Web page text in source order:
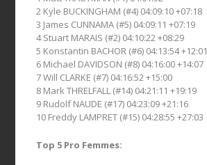
2 Kyle BUCKINGHAM (#4) 04:09:10 +07:18
3 James CUNNAMA (#5) 04:09:11 +07:19
4 Stuart MARAIS (#2) 04:10:22 +08:29
5 Konstantin BACHOR (#6) 04:13:54 +12:01
6 Michael DAVIDSON (#8) 04:16:00 +14:07
7 Will CLARKE (#7) 04:16:52 +15:00
8 Mark THRELFALL (#14) 04:21:11 +19:19
9 Rudolf NAUDE (#17) 04:23:09 +21:16
10 Freddy LAMPRET (#15) 04:28:55 +27:03
Top 5 Pro Femmes: